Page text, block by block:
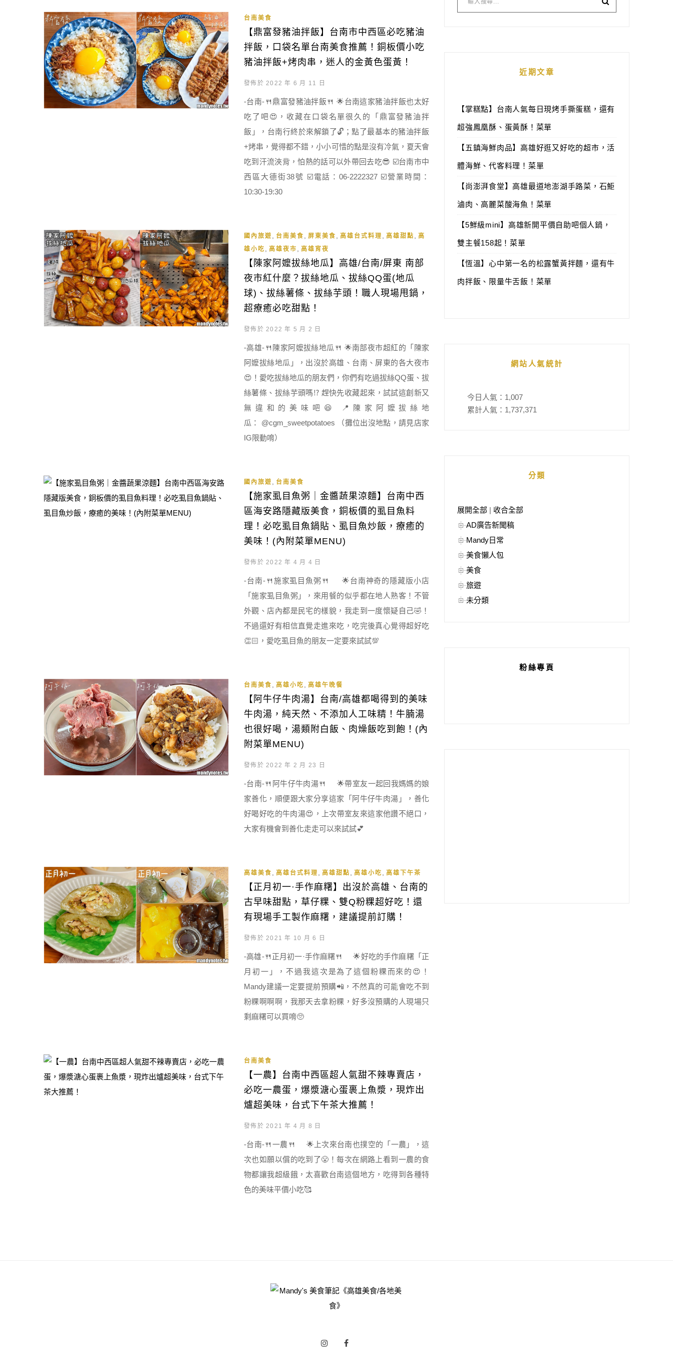
台南美食
【鼎富發豬油拌飯】台南市中西區必吃豬油
拌飯，口袋名單台南美食推薦！銅板價小吃
豬油拌飯+烤肉串，迷人的金黃色蛋黃！
發佈於 2022 年 6 月 11 日
-台南-🍴鼎富發豬油拌飯🍴 🌟台南這家豬油拌飯也太好
吃了吧😍，收藏在口袋名單很久的「鼎富發豬油拌
飯」，台南行終於來解鎖了🔓；點了最基本的豬油拌飯
+烤串，覺得都不錯，小小可惜的點是沒有冷氣，夏天會
吃到汗流浹背，怕熱的話可以外帶回去吃😎 ☑️台南市中
西區大德街38號 ☑️電話：06-2222327 ☑️營業時間：
10:30-19:30
國內旅遊 台南美食 屏東美食 高雄台式料理 高雄甜點
高
雄小吃
高雄夜市 高雄宵夜
【陳家阿嬤拔絲地瓜】高雄/台南/屏東 南部
夜市紅什麼？拔絲地瓜、拔絲QQ蛋(地瓜
球)、拔絲薯條、拔絲芋頭！職人現場甩鍋，
超療癒必吃甜點！
發佈於 2022 年 5 月 2 日
-高雄-🍴陳家阿嬤拔絲地瓜🍴 🌟南部夜市超紅的「陳家
阿嬤拔絲地瓜」，出沒於高雄、台南、屏東的各大夜市
😍！愛吃拔絲地瓜的朋友們，你們有吃過拔絲QQ蛋、拔
絲薯條、拔絲芋頭嗎⁉️ 趕快先收藏起來，試試這創新又
無違和的美味吧😆 📍陳家阿嬤拔絲地
瓜： @cgm_sweetpotatoes （攤位出沒地點，請見店家
IG限動唷）
國內旅遊 台南美食
【施家虱目魚粥｜金醬蔬果涼麵】台南中西
區海安路隱藏版美食，銅板價的虱目魚料
理！必吃虱目魚鍋貼、虱目魚炒飯，療癒的
美味！(內附菜單MENU)
發佈於 2022 年 4 月 4 日
-台南-🍴施家虱目魚粥🍴 🌟台南神奇的隱藏版小店
「施家虱目魚粥」，來用餐的似乎都在地人熟客！不管
外觀、店內都是民宅的樣貌，我走到一度懷疑自己🤣！
不過還好有相信直覺走進來吃，吃完後真心覺得超好吃
👏🏻，愛吃虱目魚的朋友一定要來試試💯
台南美食 高雄小吃 高雄午晚餐
【阿牛仔牛肉湯】台南/高雄都喝得到的美味
牛肉湯，純天然、不添加人工味精！牛腩湯
也很好喝，湯類附白飯、肉燥飯吃到飽！(內
附菜單MENU)
發佈於 2022 年 2 月 23 日
-台南-🍴阿牛仔牛肉湯🍴 🌟帶室友一起回我媽媽的娘
家善化，順便跟大家分享這家「阿牛仔牛肉湯」，善化
好喝好吃的牛肉湯😍，上次帶室友來這家他讚不絕口，
大家有機會到善化走走可以來試試💕
高雄美食 高雄台式料理 高雄甜點 高雄小吃 高雄下午茶
【正月初一·手作麻糬】出沒於高雄、台南的
古早味甜點，草仔粿、雙Q粉粿超好吃！還
有現場手工製作麻糬，建議提前訂購！
發佈於 2021 年 10 月 6 日
-高雄-🍴正月初一·手作麻糬🍴 🌟好吃的手作麻糬「正
月初一」，不過我這次是為了這個粉粿而來的😍！
Mandy建議一定要提前預購📲，不然真的可能會吃不到
粉粿啊啊啊，我那天去拿粉粿，好多沒預購的人現場只
剩麻糬可以買唷🥺
台南美食
【一農】台南中西區超人氣甜不辣專賣店，
必吃一農蛋，爆漿溏心蛋裹上魚漿，現炸出
爐超美味，台式下午茶大推薦！
發佈於 2021 年 4 月 8 日
-台南-🍴一農🍴 🌟上次來台南也撲空的「一農」，這
次也如願以償的吃到了😤！每次在網路上看到一農的食
物都讓我超級餓，太喜歡台南這個地方，吃得到各種特
色的美味平價小吃🥰
近期文章
【掌糕點】台南人氣每日現烤手撕蛋糕，還有
超強鳳凰酥、蛋黃酥！菜單
【五鎮海鮮肉品】高雄好逛又好吃的超市，活
體海鮮、代客料理！菜單
【尚澎湃食堂】高雄最道地澎湖手路菜，石鮔
滷肉、高麗菜酸海魚！菜單
【5鮮級mini】高雄新開平價自助吧個人鍋，
雙主餐158起！菜單
【恆溫】心中第一名的松露蟹黃拌麵，還有牛
肉拌飯、限量牛舌飯！菜單
網站人氣統計
今日人氣： 1,007
累計人氣： 1,737,371
分類
展開全部 | 收合全部
AD廣告新聞稿
Mandy日常
美食懶人包
美食
旅遊
未分類
粉絲專頁